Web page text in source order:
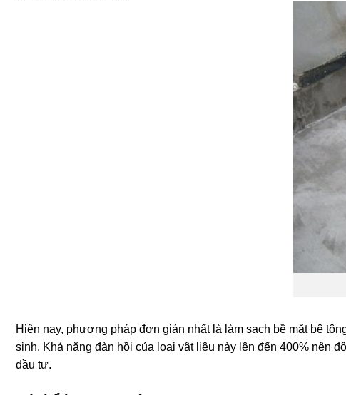
Hiện nay, phương pháp đơn giản nhất là làm sạch bề mặt bê
sinh. Khả năng đàn hồi của loại vật liệu này lên đến 400% nên
đầu tư.